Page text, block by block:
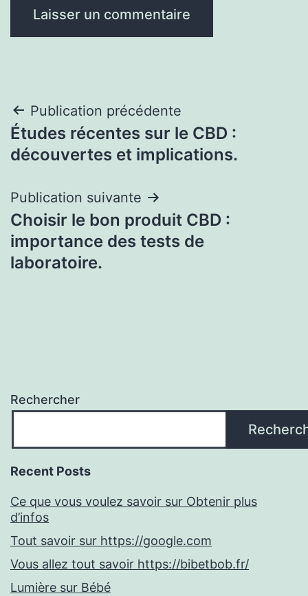
Navigation
de
Publication précédente
Études récentes sur le CBD :
découvertes et implications.
Publication suivante
Choisir le bon produit CBD :
importance des tests de
laboratoire.
Rechercher
Recent Posts
Ce que vous voulez savoir sur Obtenir plus
d’infos
Tout savoir sur https://google.com
Vous allez tout savoir https://bibetbob.fr/
Lumière sur Bébé